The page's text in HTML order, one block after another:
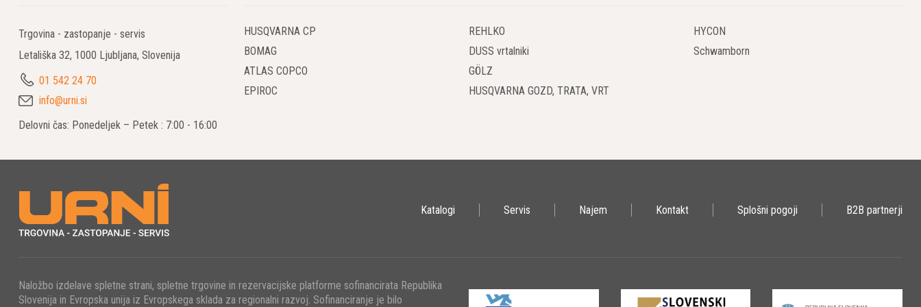
Trgovina - zastopanje - servis
Letališka 32, 1000 Ljubljana, Slovenija
01 542 24 70
info@urni.si
Delovni čas: Ponedeljek – Petek : 7:00 - 16:00
HUSQVARNA CP
BOMAG
ATLAS COPCO
EPIROC
REHLKO
DUSS vrtalniki
GÖLZ
HUSQVARNA GOZD, TRATA, VRT
HYCON
Schwamborn
Katalogi Servis Najem Kontakt Splošni pogoji B2B partnerji
Naložbo izdelave spletne strani, spletne trgovine in rezervacijske platforme sofinancirata Republika
Slovenija in Evropska unija iz Evropskega sklada za regionalni razvoj. Sofinanciranje je bilo